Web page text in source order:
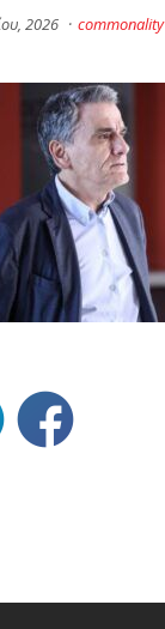
2026 · commonality